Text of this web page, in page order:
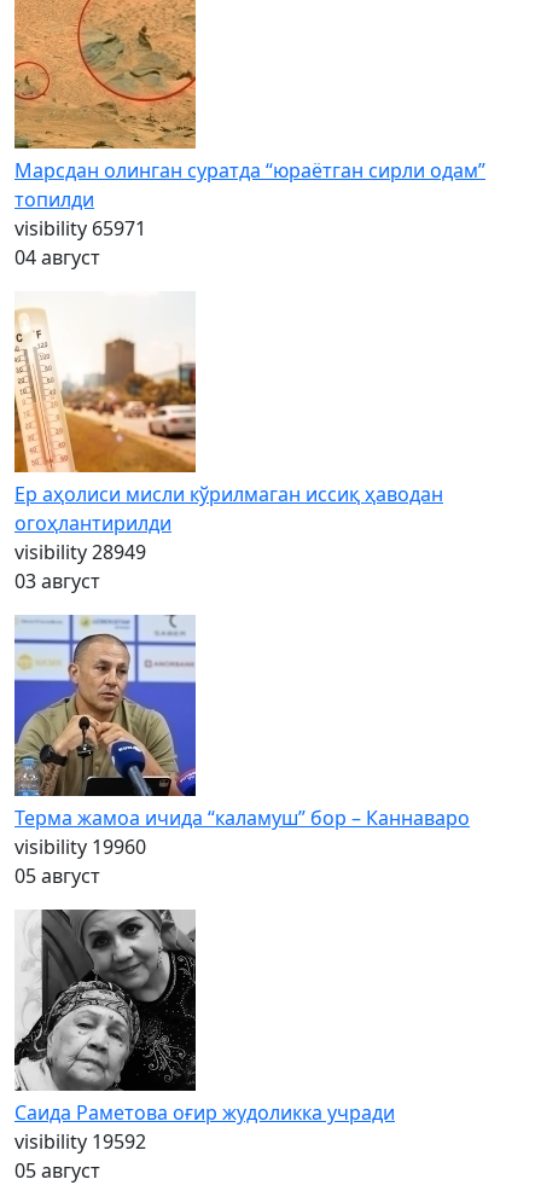
Марсдан олинган суратда “юраётган сирли одам”
топилди
visibility 65971
04 август
Ер аҳолиси мисли кўрилмаган иссиқ ҳаводан
огоҳлантирилди
visibility28949
03 август
Терма жамоа ичида “каламуш” бор – Каннаваро
visibility 19960
05 август
Саида Раметова оғир жудоликка учради
visibility 19592
05 август